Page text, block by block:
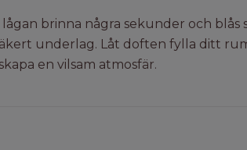
brinna några sekunder och blås
underlag. Låt doften fylla ditt
en vilsam atmosfär.